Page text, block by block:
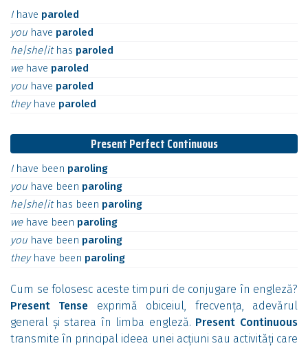
I have paroled
you have paroled
he|she|it has paroled
we have paroled
you have paroled
they have paroled
Present Perfect Continuous
I have been paroling
you have been paroling
he|she|it has been paroling
we have been paroling
you have been paroling
they have been paroling
Cum se folosesc aceste timpuri de conjugare în engleză?
Present Tense exprimă obiceiul, frecvența, adevărul
general și starea în limba engleză. Present Continuous
transmite în principal ideea unei acțiuni sau activități care